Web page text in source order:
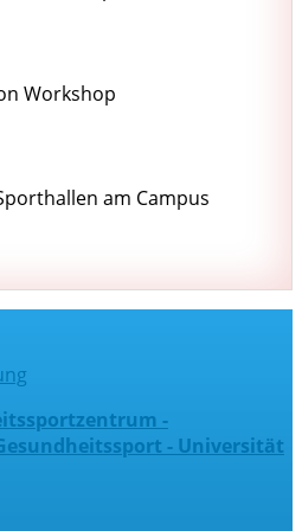
Workshop
am Campus
-
- Universität